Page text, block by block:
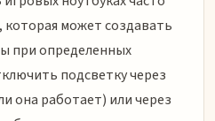
которая может создавать
при определенных
подсветку через
она работает) или через